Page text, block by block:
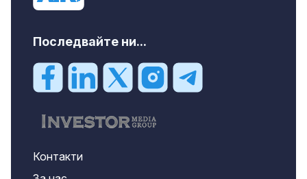
Последвайте ни...
Контакти